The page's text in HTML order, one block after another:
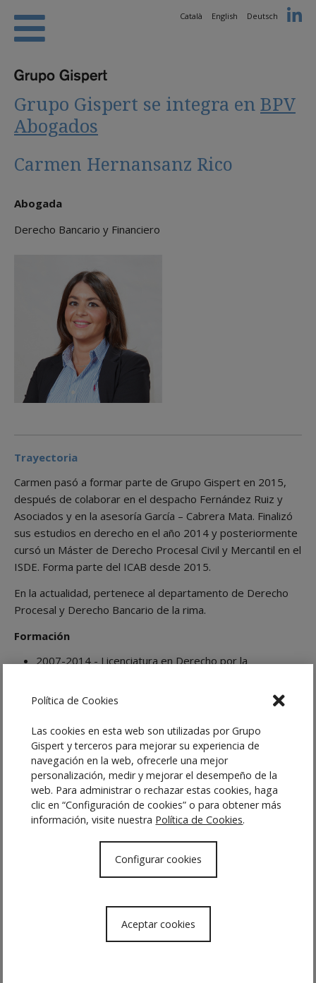
Català English Deutsch
Grupo Gispert se integra en BPV
Abogados
Carmen Hernansanz Rico
Abogada
Derecho Bancario y Financiero
Trayectoria
Carmen pasó a formar parte de Grupo Gispert en 2015,
después de colaborar en el despacho Fernández Ruiz y
Asociados y en la asesoría García – Cabrera Mata. Finalizó
sus estudios en derecho en el año 2014 y posteriormente
cursó un Máster de Derecho Procesal Civil y Mercantil en el
ISDE. Forma parte del ICAB desde 2015.
En la actualidad, pertenece al departamento de Derecho
Procesal y Derecho Bancario de la rima.
Formación
2007-2014 - Licenciatura en Derecho por la
2012-2013 - Programa de movilidad internacional
ERASMUS. Universitá degli Studi di Milano-Bicocca.
2014-2015 - Máster en Derecho Procesal Civil y
Mercantil. Instituto Superior de Derecho y Economía
(ISDE).
Vcard
Política de Cookies
Las cookies en esta web son utilizadas por Grupo
Gispert y terceros para mejorar su experiencia de
navegación en la web, ofrecerle una mejor
personalización, medir y mejorar el desempeño de la
web. Para administrar o rechazar estas cookies, haga
clic en “Configuración de cookies” o para obtener más
información, visite nuestra Política de Cookies.
Configurar cookies
Aceptar cookies